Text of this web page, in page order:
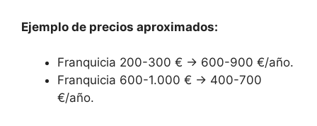
Ejemplo de precios aproximados:
Franquicia 200-300 € → 600-900 €/año.
Franquicia 600-1.000 € → 400-700
€/año.